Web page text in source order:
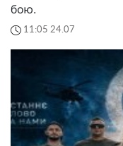
бою.
11:05 24.07